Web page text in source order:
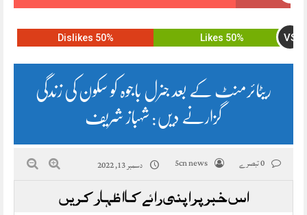
50% Likes VS
50% Dislikes
ریٹائرمنٹ کے بعد جنرل باجوہ کو سکون کی زندگی
گزارنے دیں: شہباز شریف
5cn news دسمبر 13, 2022
اس خبر پر اپنی رائے کا اظہار کریں